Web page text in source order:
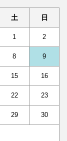
土 日
1 2
8 9
15 16
22 23
29 30